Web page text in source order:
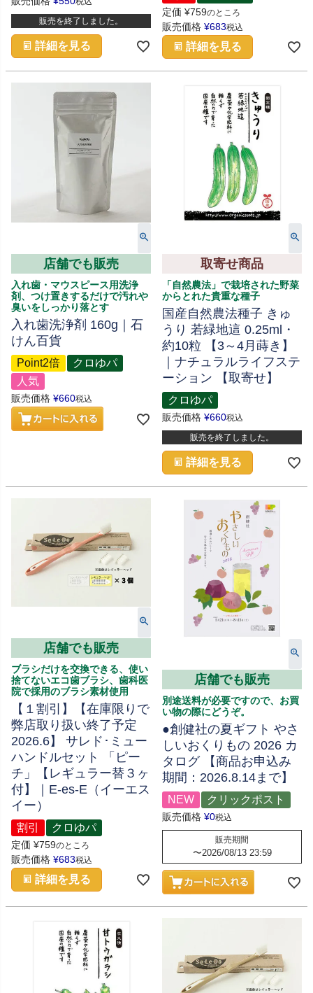
販売を終了しました。
詳細を見る
定価 ¥759のところ
販売価格 ¥683税込
詳細を見る
店舗でも販売
入れ歯・マウスピース用洗浄
剤、つけ置きするだけで汚れや
臭いをしっかり落とす
入れ歯洗浄剤 160g｜石
けん百貨
Point2倍
クロゆパ
人気
販売価格 ¥660税込
取寄せ商品
「自然農法」で栽培された野菜
からとれた貴重な種子
国産自然農法種子 きゅ
うり 若緑地這 0.25ml・
約10粒 【3～4月蒔き】
｜ナチュラルライフステ
ーション 【取寄せ】
クロゆパ
販売価格 ¥660税込
販売を終了しました。
詳細を見る
店舗でも販売
ブラシだけを交換できる、使い
捨てないエコ歯ブラシ、歯科医
院で採用のブラシ素材使用
【１割引】【在庫限りで
弊店取り扱い終了予定
2026.6】 サレド･ミュー
ハンドルセット 「ピー
チ」【レギュラー替３ヶ
付】｜E-es-E（イーエス
イー）
割引 クロゆパ
定価 ¥759のところ
販売価格 ¥683税込
詳細を見る
店舗でも販売
別途送料が必要ですので、お買
い物の際にどうぞ。
●創健社の夏ギフト やさ
しいおくりもの 2026 カ
タログ 【商品お申込み
期間：2026.8.14まで】
NEW クリックポスト
販売価格 ¥0税込
販売期間
〜2026/08/13 23:59